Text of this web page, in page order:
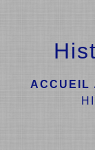
ACCUEIL